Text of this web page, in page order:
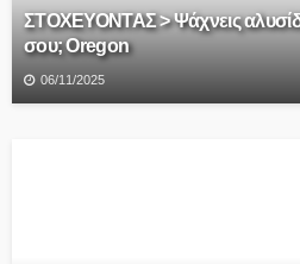
ΣΤΟΧΕΥΟΝΤΑΣ > Ψάχνεις
σου; Oregon
06/11/2025